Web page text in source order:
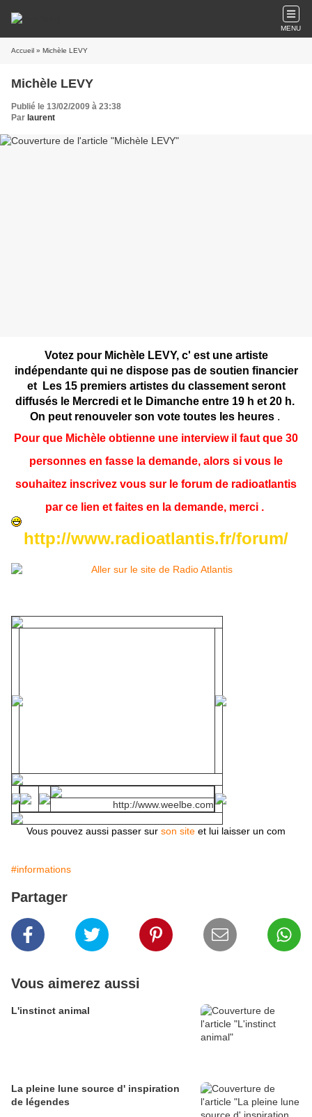
MENU
Accueil » Michèle LEVY
Michèle LEVY
Publié le 13/02/2009 à 23:38
Par laurent
Votez pour Michèle LEVY, c' est une artiste
indépendante qui ne dispose pas de soutien financier
et
Les 15 premiers artistes du classement seront
diffusés le Mercredi et le Dimanche entre 19 h et 20 h.
On peut renouveler son vote toutes les heures.
Pour que Michèle obtienne une interview il faut que 30
personnes en fasse la demande, alors si vous le
souhaitez inscrivez vous sur le forum de radioatlantis
par ce lien et faites en la demande, merci .
http://www.radioatlantis.fr/forum/
http://www.weelbe.com
Vous pouvez aussi passer sur son site et lui laisser un com
#informations
Partager
Vous aimerez aussi
L'instinct animal
La pleine lune source d' inspiration
de légendes